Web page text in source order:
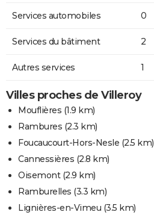
Services automobiles 0
Services du bâtiment 2
Autres services 1
Villes proches de Villeroy
Mouflières (1.9 km)
Rambures (2.3 km)
Foucaucourt-Hors-Nesle (2.5 km)
Cannessières (2.8 km)
Oisemont(2.9 km)
Ramburelles (3.3 km)
Lignières-en-Vimeu (3.5 km)